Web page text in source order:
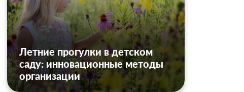
Летние прогулки в детском
саду: инновационные методы
организации